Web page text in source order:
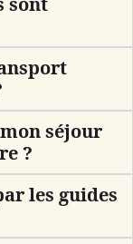
séjour
?
les guides